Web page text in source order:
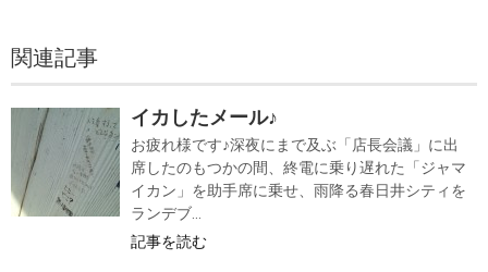
関連記事
イカしたメール♪
お疲れ様です♪深夜にまで及ぶ「店長会議」に出
席したのもつかの間、終電に乗り遅れた「ジャマ
イカン」を助手席に乗せ、雨降る春日井シティを
ランデブ...
記事を読む